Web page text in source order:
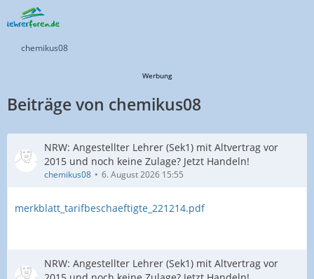
chemikus08
Werbung
Beiträge von chemikus08
NRW: Angestellter Lehrer (Sek1) mit Altvertrag vor
2015 und noch keine Zulage? Jetzt Handeln!
chemikus08 6. August 2026 15:55
merkblatt_tarifbeschaeftigte_221214.pdf
NRW: Angestellter Lehrer (Sek1) mit Altvertrag vor